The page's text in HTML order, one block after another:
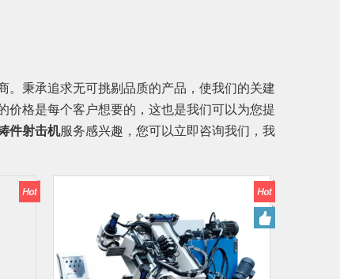
。秉承追求无可挑剔品质的产品，使我们的关建
格是每个客户想要的，这也是我们可以为您提
件射击机服务感兴趣，您可以立即咨询我们，我